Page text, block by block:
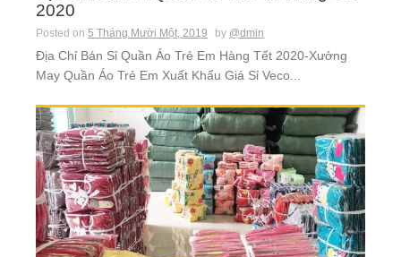
2020
Posted on 5 Tháng Mười Một, 2019 by @dmin
Địa Chỉ Bán Sỉ Quần Áo Trẻ Em Hàng Tết 2020-Xưởng
May Quần Áo Trẻ Em Xuất Khẩu Giá Sỉ Veco...